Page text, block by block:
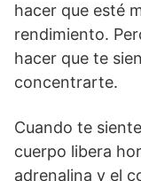
hacer que esté
rendimiento.
hacer que te
concentrarte.
Cuando te
cuerpo libera
adrenalina y el